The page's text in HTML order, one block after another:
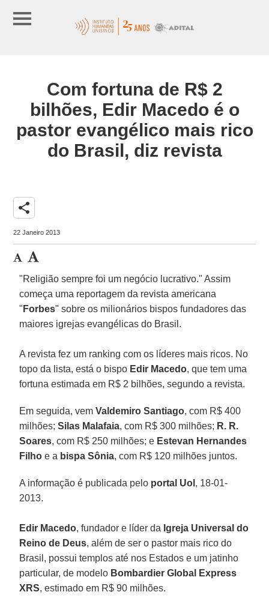
Com fortuna de R$ 2
bilhões, Edir Macedo é o
pastor evangélico mais rico
do Brasil, diz revista
share
22 Janeiro 2013
"Religião sempre foi um negócio lucrativo." Assim
começa uma reportagem da revista americana
" Forbes" sobre os milionários bispos fundadores das
maiores igrejas evangélicas do Brasil.
A revista fez um ranking com os líderes mais ricos. No
topo da lista, está o bispo Edir Macedo, que tem uma
fortuna estimada em R$ 2 bilhões, segundo a revista.
Em seguida, vemValdemiro Santiago, com R$ 400
milhões;Silas Malafaia, com R$ 300 milhões; R. R.
Soares, com R$ 250 milhões; e Estevan Hernandes
Filho e a bispa Sônia, com R$ 120 milhões juntos.
A informação é publicada pelo portal Uol , 18-01-
2013.
Edir Macedo, fundador e líder da Igreja Universal do
Reino de Deus, além de ser o pastor mais rico do
Brasil, possui templos até nos Estados e um jatinho
particular, de modelo Bombardier Global Express
XRS, estimado em R$ 90 milhões.